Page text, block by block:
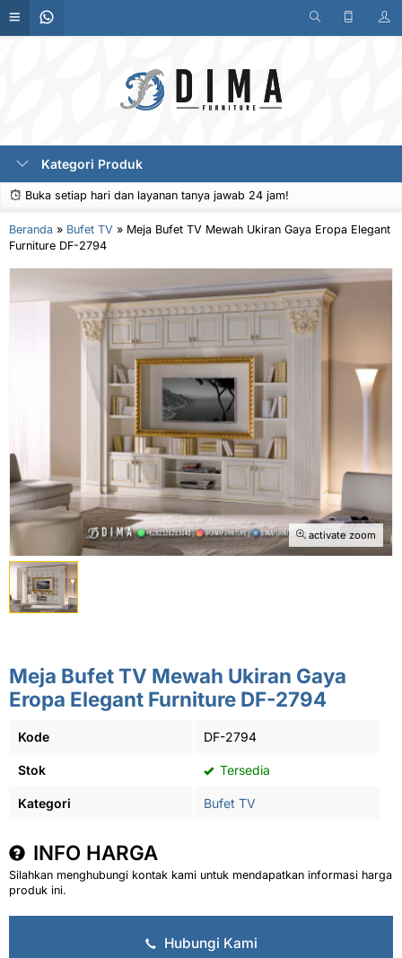
Kategori Produk
Buka setiap hari dan layanan tanya jawab 24 jam!
Beranda » Bufet TV » Meja Bufet TV Mewah Ukiran Gaya Eropa Elegant
Furniture DF-2794
activate zoom
Meja Bufet TV Mewah Ukiran Gaya
Eropa Elegant Furniture DF-2794
Kode DF-2794
Stok Tersedia
Kategori Bufet TV
INFO HARGA
Silahkan menghubungi kontak kami untuk mendapatkan informasi harga
produk ini.
Hubungi Kami